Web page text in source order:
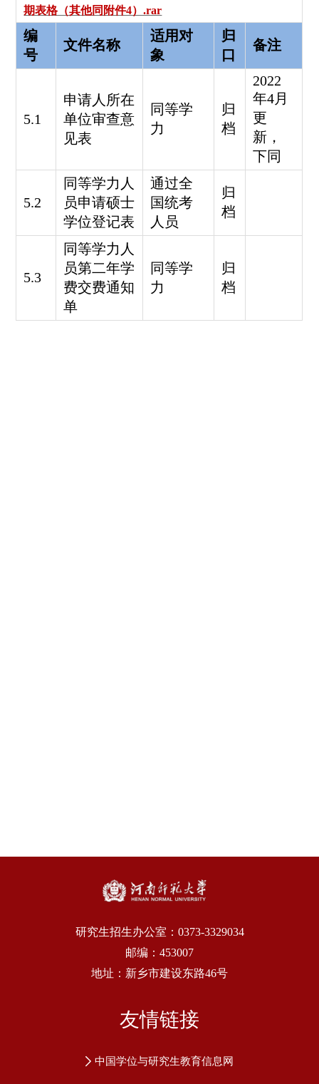
期表格（其他同附件4）.rar
编
号
文件名称
适用对
象
归
口
备注
5.1
申请人所在
单位审查意
见表
同等学
力
归
档
2022
年4月
更
新，
下同
5.2
同等学力人
员申请硕士
学位登记表
通过全
国统考
人员
归
档
5.3
同等学力人
员第二年学
费交费通知
单
同等学
力
归
档
研究生招生办公室：0373-3329034
邮编：453007
地址：新乡市建设东路46号
友情链接
中国学位与研究生教育信息网